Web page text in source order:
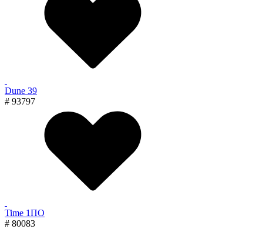
Dune 39
# 93797
Time 1ПО
# 80083